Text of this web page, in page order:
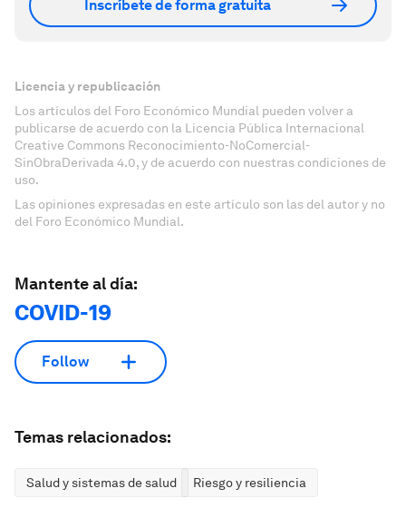
Inscríbete de forma gratuita
Licencia y republicación
Los artículos del Foro Económico Mundial pueden volver a
publicarse de acuerdo con la Licencia Pública Internacional
Creative Commons Reconocimiento-NoComercial-
SinObraDerivada 4.0, y de acuerdo con nuestras condiciones de
uso.
Las opiniones expresadas en este artículo son las del autor y no
del Foro Económico Mundial.
Mantente al día:
COVID-19
Follow
Temas relacionados:
Salud y sistemas de salud Riesgo y resiliencia